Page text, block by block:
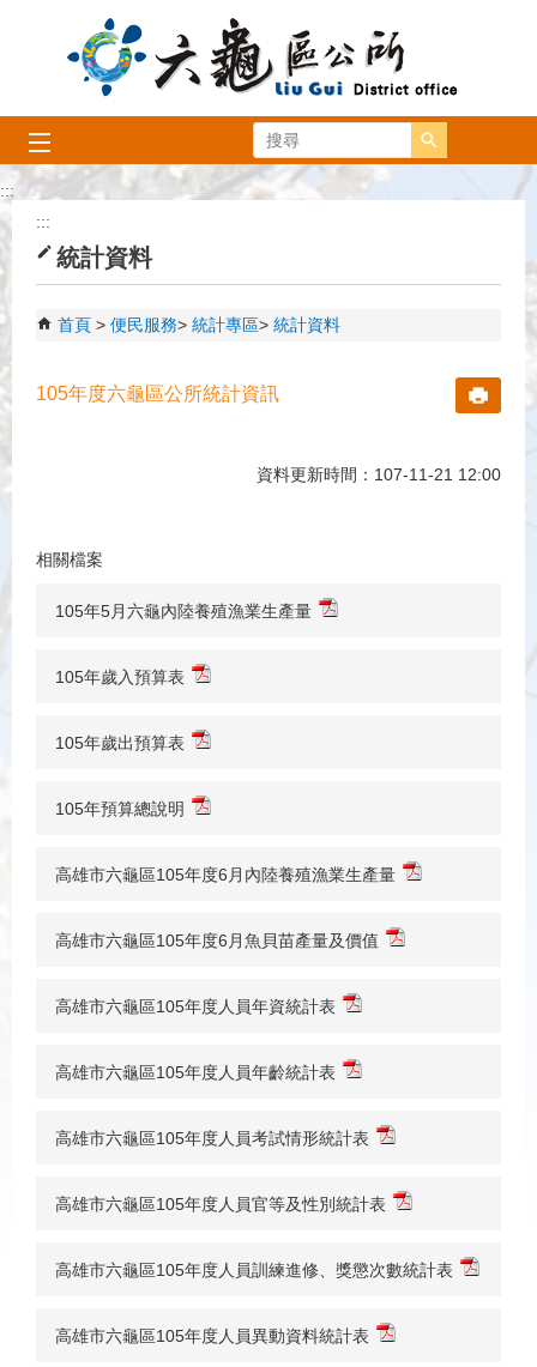
跳到主要內容區塊
搜尋
:::
:::
統計資料
首頁 便民服務 統計專區 統計資料
105年度六龜區公所統計資訊
資料更新時間：107-11-21 12:00
相關檔案
105年5月六龜內陸養殖漁業生產量
105年歲入預算表
105年歲出預算表
105年預算總說明
高雄市六龜區105年度6月內陸養殖漁業生產量
高雄市六龜區105年度6月魚貝苗產量及價值
高雄市六龜區105年度人員年資統計表
高雄市六龜區105年度人員年齡統計表
高雄市六龜區105年度人員考試情形統計表
高雄市六龜區105年度人員官等及性別統計表
高雄市六龜區105年度人員訓練進修、獎懲次數統計表
高雄市六龜區105年度人員異動資料統計表